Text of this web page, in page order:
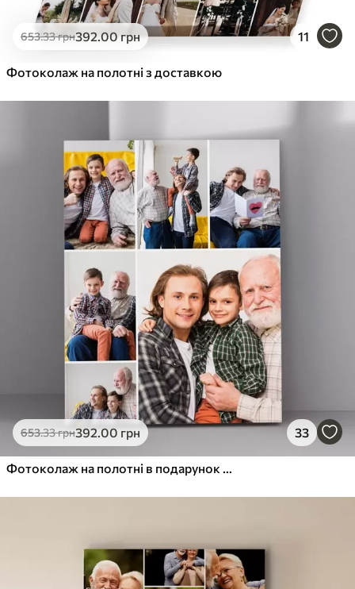
653.33грн392.00грн 11
Фотоколаж на полотні з доставкою
653.33грн392.00 грн 33
Фотоколаж на полотні в подарунок на ювілей